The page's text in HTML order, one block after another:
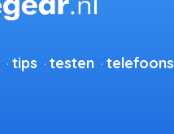
tips testen telefoons